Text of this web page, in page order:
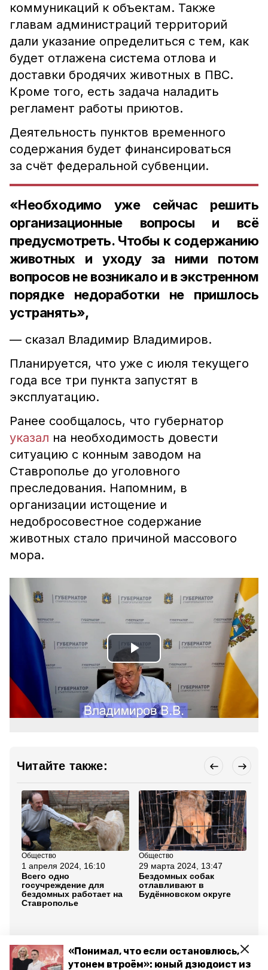
«Понимал, что если остановлюсь,
утонем втроём»: юный дзюдоист из
коммуникаций к объектам. Также
главам администраций территорий
дали указание определиться с тем, как
будет отлажена система отлова и
доставки бродячих животных в ПВС.
Кроме того, есть задача наладить
регламент работы приютов.
Деятельность пунктов временного
содержания будет финансироваться
за счёт федеральной субвенции.
«Необходимо уже сейчас решить
организационные вопросы и всë
предусмотреть. Чтобы к содержанию
животных и уходу за ними потом
вопросов не возникало и в экстренном
порядке недоработки не пришлось
устранять»,
— сказал Владимир Владимиров.
Планируется, что уже с июля текущего
года все три пункта запустят в
эксплуатацию.
Ранее сообщалось, что губернатор
указал на необходимость довести
ситуацию с конным заводом на
Ставрополье до уголовного
преследования. Напомним, в
организации истощение и
недобросовестное содержание
животных стало причиной массового
мора.
Play
Video
Читайте также:
Общество
1 апреля 2024, 16:10
Всего одно
госучреждение для
бездомных работает на
Ставрополье
Общество
29 марта 2024, 13:47
Бездомных собак
отлавливают в
Будённовском округе
Все новости